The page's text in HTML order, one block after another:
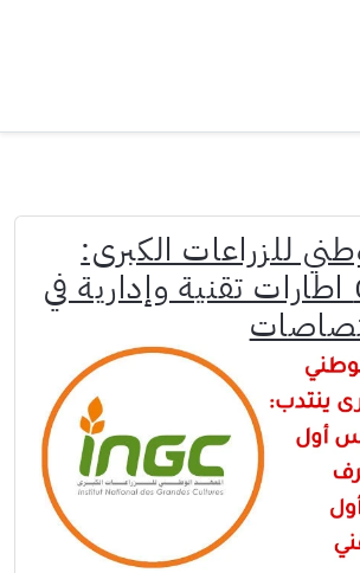
للزراعات الكبرى:
انتداب 09 اطارات تقنية وإدارية في